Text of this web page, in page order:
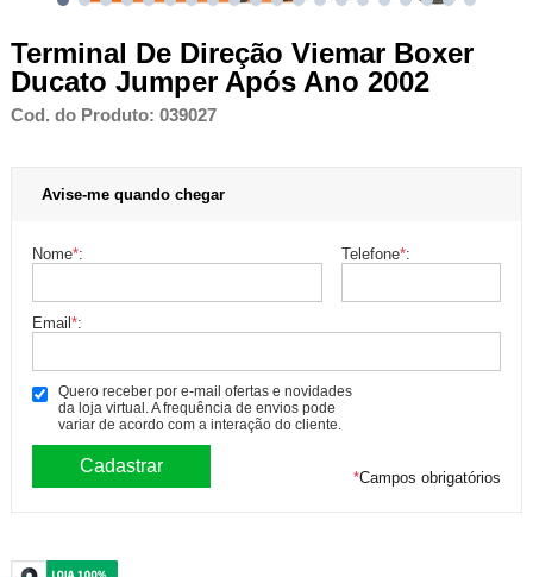
Terminal De Direção Viemar Boxer
Ducato Jumper Após Ano 2002
Cod. do Produto: 039027
Avise-me quando chegar
Nome*: Telefone*:
Email*:
Quero receber por e-mail ofertas e novidades
da loja virtual. A frequência de envios pode
variar de acordo com a interação do cliente.
*Campos obrigatórios